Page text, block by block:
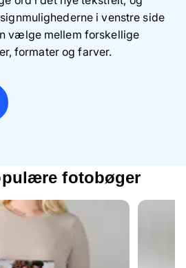
i venstre side
vælge mellem forskellige
formater og farver.
fotobøger